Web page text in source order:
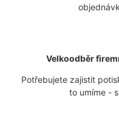
Velkoodběr
Potřebujete zajistit
to umíme -